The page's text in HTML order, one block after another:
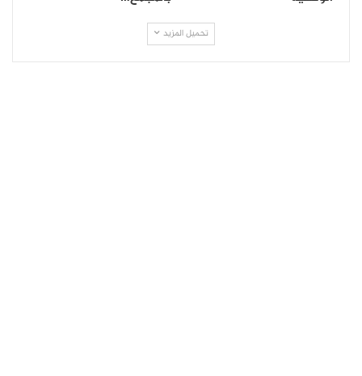
تحميل المزيد